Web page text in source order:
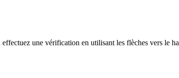
une vérification en utilisant les flèches vers le